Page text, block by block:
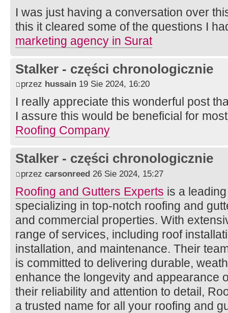
I was just having a conversation over
this it cleared some of the questions I
marketing agency in Surat
Stalker - części chronologicznie
przez hussain 19 Sie 2024, 16:20
I really appreciate this wonderful post
I assure this would be beneficial for
Roofing Company
Stalker - części chronologicznie
przez carsonreed 26 Sie 2024, 15:27
Roofing and Gutters Experts is a
specializing in top-notch roofing and
and commercial properties. With
range of services, including roof
installation, and maintenance. Their
is committed to delivering durable,
enhance the longevity and appearance
their reliability and attention to detail,
a trusted name for all your roofing and